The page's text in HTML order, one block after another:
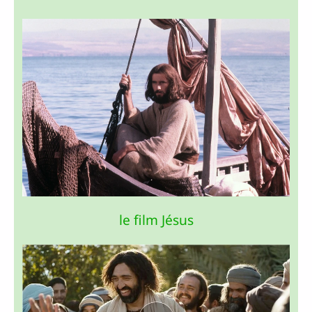
1
2 3 4 5 6 7 8 9
10
11
12 13 15 16 17 18 19
21
22
le film Jésus